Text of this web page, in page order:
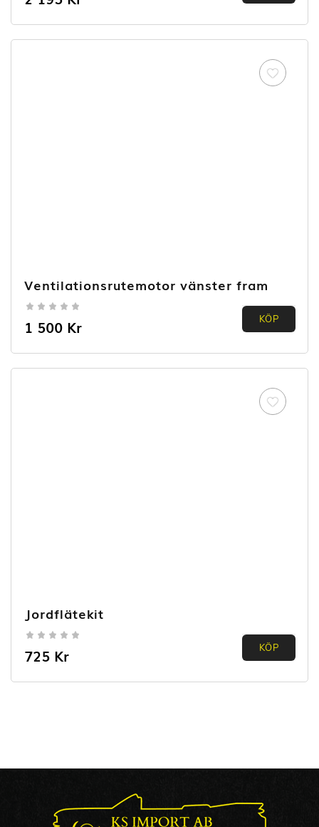
5
Ventilationsrutemotor vänster fram
0.00
5
1 500 Kr KÖP
Jordflätekit
0.00
5
725 Kr KÖP